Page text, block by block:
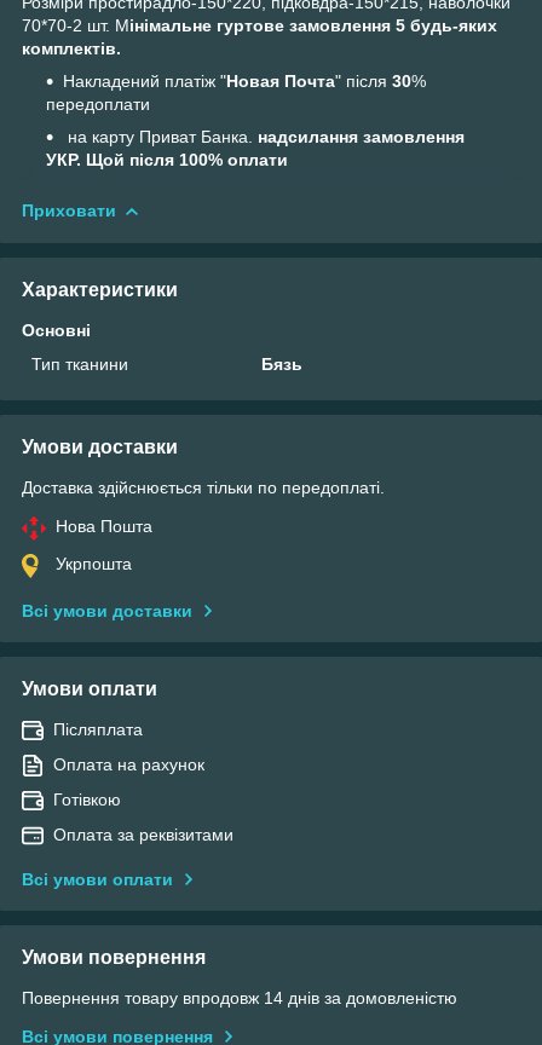
70*70-2 шт. Мінімальне гуртове замовлення 5 будь-яких
комплектів.
Накладений платіж "Новая Почта" після 30%
передоплати
на карту Приват Банка. надсилання замовлення
УКР. Щой після 100% оплати
Приховати
Характеристики
Основні
Тип тканини
Бязь
Умови доставки
Доставка здійснюється тільки по передоплаті.
Нова Пошта
Укрпошта
Всі умови доставки
Умови оплати
Післяплата
Оплата на рахунок
Готівкою
Оплата за реквізитами
Всі умови оплати
Умови повернення
Повернення товару впродовж 14 днів за домовленістю
Всі умови повернення